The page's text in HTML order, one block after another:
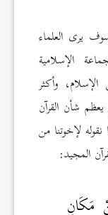
يرى العلماء
الإسلامية
وأكثر
شأن القرآن
لإخوتنا من
المجيد:
مَكَانٍ